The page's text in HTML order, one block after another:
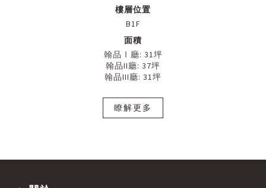
樓層位置
B1F
面積
翰品Ⅰ廳: 31坪
翰品II廳: 37坪
翰品III廳: 31坪
瞭解更多